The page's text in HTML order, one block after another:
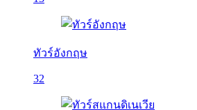
ทัวร์อังกฤษ
32